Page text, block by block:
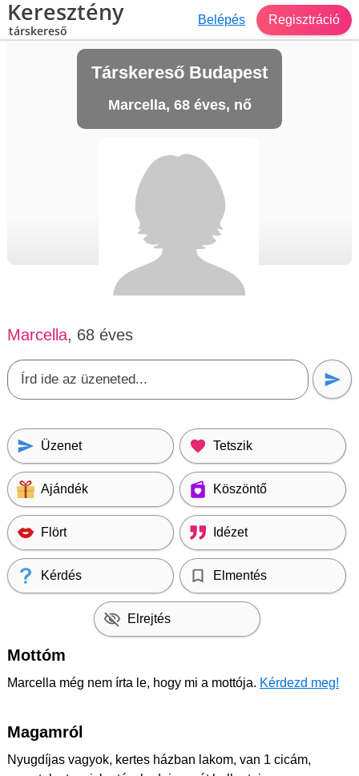
Keresztény
társkereső
Belépés Regisztráció
Társkereső Budapest
Marcella, 68 éves, nő
Marcella, 68 éves
Üzenet Tetszik
Ajándék Köszöntő
Flört Idézet
Kérdés Elmentés
Elrejtés
Mottóm
Marcella még nem írta le, hogy mi a mottója. Kérdezd meg!
Magamról
Nyugdíjas vagyok, kertes házban lakom, van 1 cicám,